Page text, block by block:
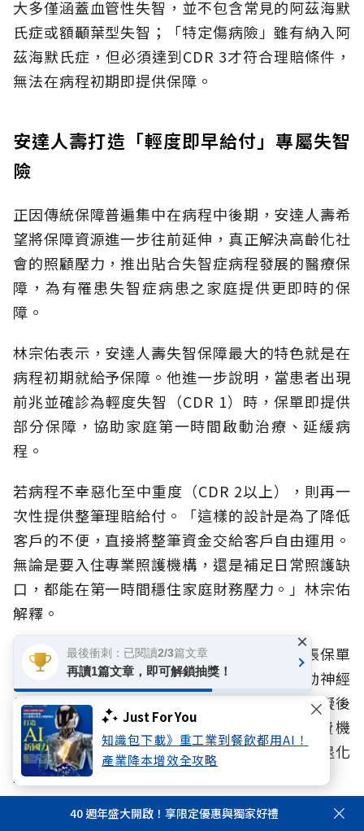
Just For You
知識包下載》重工業到餐飲都用AI！
產業降本增效全攻略
大多僅涵蓋血管性失智，並不包含常見的阿茲海默
氏症或額顳葉型失智；「特定傷病險」雖有納入阿
茲海默氏症，但必須達到CDR 3才符合理賠條件，
無法在病程初期即提供保障。
安達人壽打造「輕度即早給付」專屬失智
險
正因傳統保障普遍集中在病程中後期，安達人壽希
望將保障資源進一步往前延伸，真正解決高齡化社
會的照顧壓力，推出貼合失智症病程發展的醫療保
障，為有罹患失智症病患之家庭提供更即時的保
障。
林宗佑表示，安達人壽失智保障最大的特色就是在
病程初期就給予保障。他進一步說明，當患者出現
前兆並確診為輕度失智（CDR 1）時，保單即提供
部分保障，協助家庭第一時間啟動治療、延緩病
程。
若病程不幸惡化至中重度（CDR 2以上），則再一
次性提供整筆理賠給付。「這樣的設計是為了降低
客戶的不便，直接將整筆資金交給客戶自由運用。
無論是要入住專業照護機構，還是補足日常照護缺
口，都能在第一時間穩住家庭財務壓力。」林宗佑
解釋。
此外，高齡族群的退化往往是多面向的，這張保單
更將保障範圍擴大至多發性硬化症、嚴重運動神經
元疾病、重症肌無力症、良性腦腫瘤併神經障礙後
遺症等退化疾病，並配合1至6級失能豁免保費機
制，將保障期間延續至100歲，全面接住高齡退化
風險缺口。
再完善的保單終究只是防護網的一環，真正的關
40 週年盛大開啟！享限定優惠與獨家好禮
最後衝刺：已閱讀2/3篇文章
再讀1篇文章，即可解鎖抽獎！
×